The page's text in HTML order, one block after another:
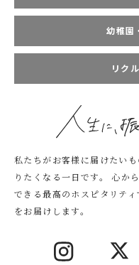
幼稚園
リク
私たちがお客様に届けたいも
りたくなる一日です。
心か
できる最高のホスピタリティ
をお届けします。